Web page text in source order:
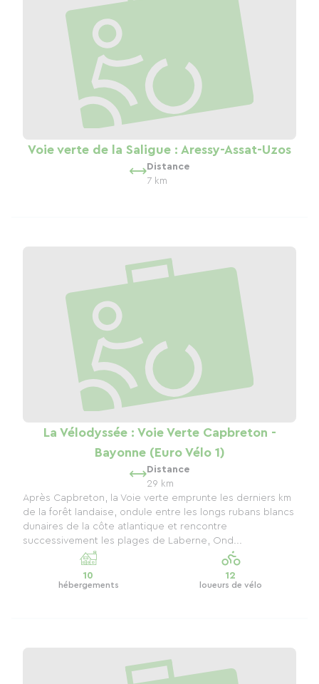
Voie verte de la Saligue : Aressy-Assat-Uzos
Distance
7 km
La Vélodyssée : Voie Verte Capbreton -
Bayonne (Euro Vélo 1)
Distance
29 km
Après Capbreton, la Voie verte emprunte les derniers km
de la forêt landaise, ondule entre les longs rubans blancs
dunaires de la côte atlantique et rencontre
successivement les plages de Laberne, Ond...
10
hébergements
12
loueurs de vélo